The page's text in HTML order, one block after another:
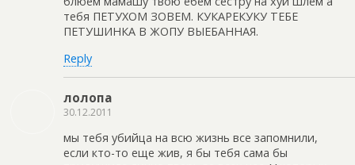
тебя ПЕТУХОМ ЗОВЕМ. КУКАРЕКУКУ ТЕБЕ
ПЕТУШИНКА В ЖОПУ ВЫЕБАННАЯ.
Reply
лолопа
30.12.2011
мы тебя убийца на всю жизнь все запомнили,
если кто-то еще жив, я бы тебя сама бы